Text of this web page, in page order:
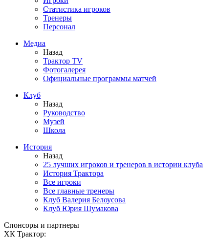
Статистика игроков
Тренеры
Персонал
Медиа
Назад
Трактор TV
Фотогалерея
Официальные программы матчей
Клуб
Назад
Руководство
Музей
Школа
История
Назад
25 лучших игроков и тренеров в истории клуба
История Трактора
Все игроки
Все главные тренеры
Клуб Валерия Белоусова
Клуб Юрия Шумакова
Спонсоры и партнеры
ХК Трактор: